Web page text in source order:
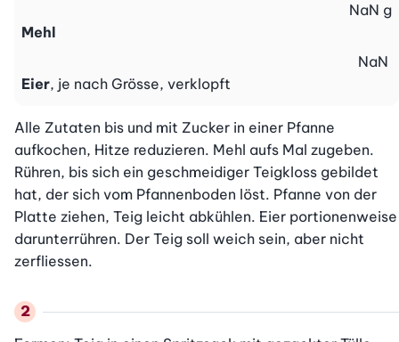
Mehl
NaN g
Eier, je nach Grösse, verklopft
NaN
Alle Zutaten bis und mit Zucker in einer Pfanne
aufkochen, Hitze reduzieren. Mehl aufs Mal zugeben.
Rühren, bis sich ein geschmeidiger Teigkloss gebildet
hat, der sich vom Pfannenboden löst. Pfanne von der
Platte ziehen, Teig leicht abkühlen. Eier portionenweise
darunterrühren. Der Teig soll weich sein, aber nicht
zerfliessen.